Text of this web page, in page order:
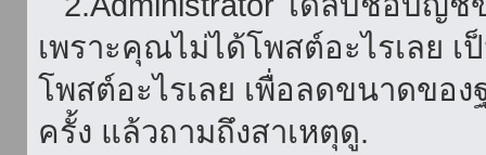
เพราะคุณไม่ได้โพสต์อะไรเลย
โพสต์อะไรเลย เพื่อลดขนาดขอ
ครั้ง แล้วถามถึงสาเหตุดู.